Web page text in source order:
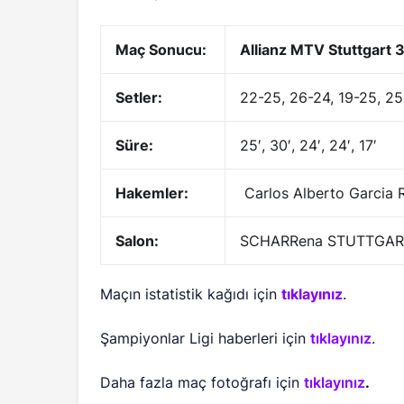
Maç Sonucu: Allianz MTV Stuttgart
Setler: 22-25, 26-24, 19-25,
Süre: 25′, 30′, 24′, 24′, 17′
Hakemler: Carlos Alberto Garcia
Salon: SCHARRena
Maçın istatistik kağıdı içintıklayınız.
Şampiyonlar Ligi haberleri içintıklayınız.
Daha fazla maç fotoğrafı içintıklayınız.